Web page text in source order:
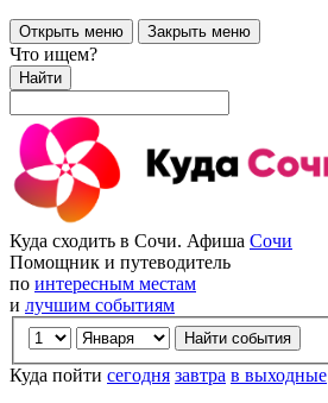
Открыть меню Закрыть меню
Что ищем?
Найти
Куда сходить в Сочи. Афиша Сочи
Помощник и путеводитель
по интересным местам
и лучшим событиям
Куда пойти сегодня завтра в выходные